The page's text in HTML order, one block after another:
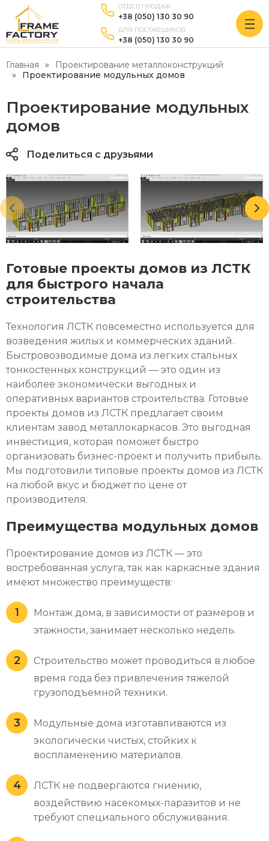
ОТДЕЛ ПРОДАЖ
+38 (050) 130 30 90
ДЛЯ ПОСТАВЩИКОВ
+38 (050) 130 30 90
Главная
Проектирование металлоконструкций
Проектирование модульных домов
Проектирование модульных
домов
Поделиться с друзьями
Готовые проекты домов из ЛСТК
для быстрого начала
строительства
Технология ЛСТК повсеместно используется для
возведения жилых и коммерческих зданий.
Быстровозводимые дома из легких стальных
тонкостенных конструкций — это один из
наиболее экономически выгодных и
оперативных вариантов строительства. Готовые
проекты домов из ЛСТК предлагает своим
клиентам завод металлокаркасов. Это выгодная
инвестиция, которая поможет быстро
организовать бизнес-проект и получить прибыль.
Мы подготовили типовые проекты домов из ЛСТК
на любой вкус и бюджет по цене от
производителя.
Преимущества модульных домов
Проектирование домов из ЛСТК — это
востребованная услуга, так как каркасные здания
имеют множество преимуществ:
Монтаж дома, в зависимости от размеров и
этажности, занимает несколько недель.
Строительство может проводиться в любое
время года без привлечения тяжелой
грузоподъемной техники.
Модульные дома изготавливаются из
экологически чистых, стойких к
воспламенению материалов.
ЛСТК не подвергаются гниению,
воздействию насекомых-паразитов и не
требуют специального обслуживания.